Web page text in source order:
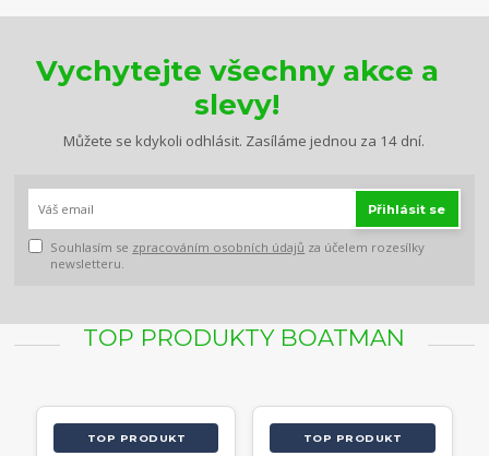
Vychytejte všechny akce a
slevy!
Můžete se kdykoli odhlásit. Zasíláme jednou za 14 dní.
Přihlásit se
Souhlasím se zpracováním osobních údajů za účelem rozesílky
newsletteru.
TOP PRODUKTY BOATMAN
TOP PRODUKT TOP PRODUKT